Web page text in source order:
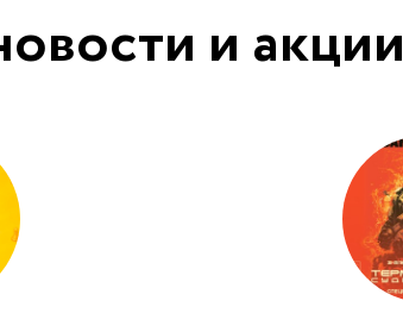
и акции